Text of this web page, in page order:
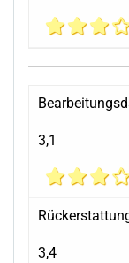
3,1
3,4